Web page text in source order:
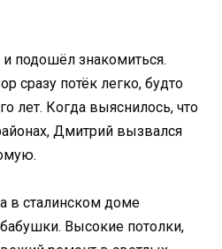
подошёл знакомиться.
сразу потёк легко, будто
лет. Когда выяснилось, что
Дмитрий вызвался
в сталинском доме
Высокие потолки,